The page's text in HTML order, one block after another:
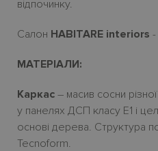
відпочинку.
Салон HABITARE interiors
МАТЕРІАЛИ:
Каркас – масив сосни
у панелях ДСП класу Е1 і
основі дерева. Структура
Tecnoform.